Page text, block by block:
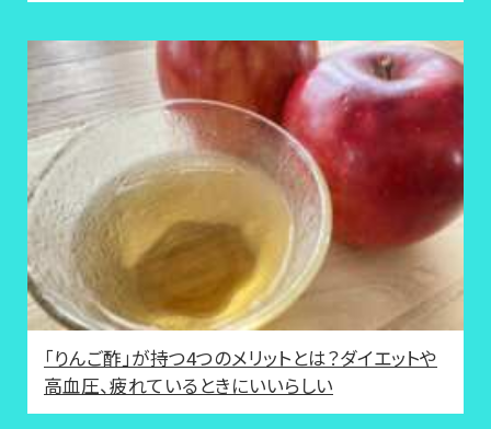
「りんご酢」が持つ4つのメリットとは？ダイエットや
高血圧、疲れているときにいいらしい